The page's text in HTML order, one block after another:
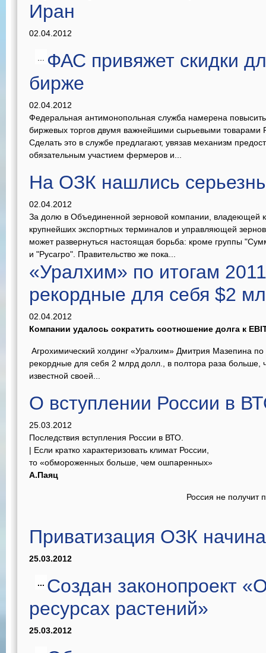
Иран
02.04.2012
ФАС привяжет скидки
бирже
02.04.2012
Федеральная антимонопольная служба намерена
биржевых торгов двумя важнейшими сырьевыми
Сделать это в службе предлагают, увязав механизм
обязательным участием фермеров и...
На ОЗК нашлись
02.04.2012
За долю в Объединенной зерновой компании, владеющей
крупнейших экспортных терминалов и управляющей
может развернуться настоящая борьба: кроме группы
и "Русагро". Правительство же пока...
«Уралхим» по итогам
рекордные для себя $2
02.04.2012
Компании удалось сократить соотношение долга к
Агрохимический холдинг «Уралхим» Дмитрия Мазепина по
рекордные для себя 2 млрд долл., в полтора раза больше,
известной своей...
О вступлении России в
25.03.2012
Последствия вступления России в ВТО.
| Если кратко характеризовать климат России,
то «обмороженных больше, чем ошпаренных»
А.Паяц
Россия не получит
Приватизация ОЗК
25.03.2012
... Создан законопроект
ресурсах растений»
25.03.2012